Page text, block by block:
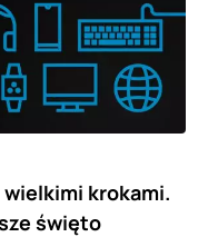
wielkimi krokami.
święto